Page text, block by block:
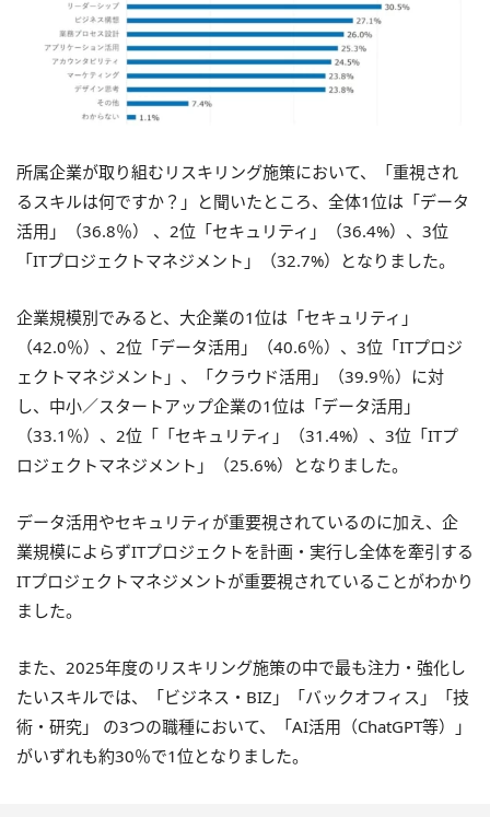
所属企業が取り組むリスキリング施策において、「重視され
るスキルは何ですか？」と聞いたところ、全体1位は「データ
活用」（36.8％） 、2位「セキュリティ」（36.4%）、3位
「ITプロジェクトマネジメント」（32.7%）となりました。
企業規模別でみると、大企業の1位は「セキュリティ」
（42.0％）、2位「データ活用」（40.6％）、3位「ITプロジ
ェクトマネジメント」、「クラウド活用」（39.9％）に対
し、中小／スタートアップ企業の1位は「データ活用」
（33.1％）、2位「「セキュリティ」（31.4%）、3位「ITプ
ロジェクトマネジメント」（25.6%）となりました。
データ活用やセキュリティが重要視されているのに加え、企
業規模によらずITプロジェクトを計画・実行し全体を牽引する
ITプロジェクトマネジメントが重要視されていることがわかり
ました。
また、2025年度のリスキリング施策の中で最も注力・強化し
たいスキルでは、「ビジネス・BIZ」「バックオフィス」「技
術・研究」 の3つの職種において、「AI活用（ChatGPT等）」
がいずれも約30％で1位となりました。